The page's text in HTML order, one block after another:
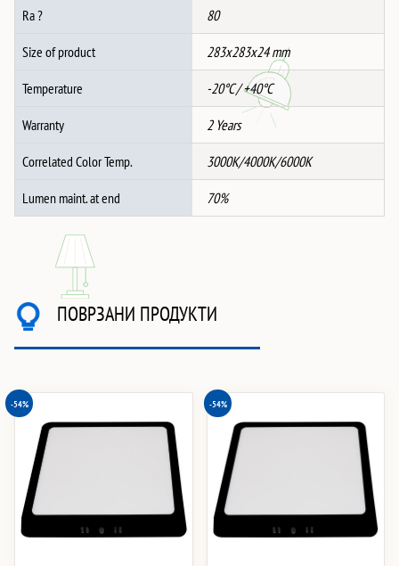
Ra ? 80
Size of product 283x283x24 mm
Temperature -20°C / +40°C
Warranty 2 Years
Correlated Color Temp. 3000K/4000K/6000K
Lumen maint. at end 70%
ПОВРЗАНИ ПРОДУКТИ
-54% -54%